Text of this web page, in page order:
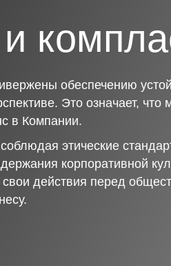
обеспечению
Это означает,
в Компании.
этические
корпоративной
свои действия перед